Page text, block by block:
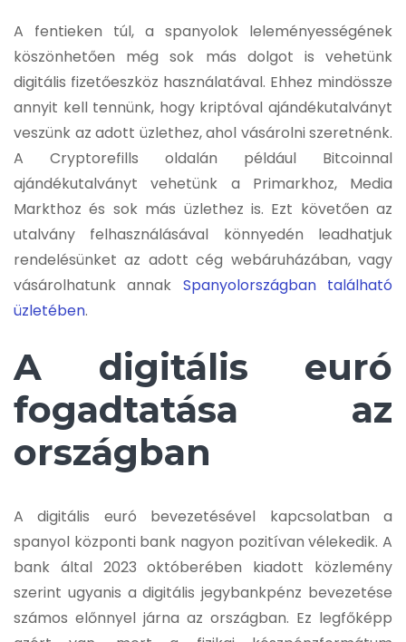
A fentieken túl, a spanyolok leleményességének
köszönhetően még sok más dolgot is vehetünk
digitális fizetőeszköz használatával. Ehhez mindössze
annyit kell tennünk, hogy kriptóval ajándékutalványt
veszünk az adott üzlethez, ahol vásárolni szeretnénk.
A Cryptorefills oldalán például Bitcoinnal
ajándékutalványt vehetünk a Primarkhoz, Media
Markthoz és sok más üzlethez is. Ezt követően az
utalvány felhasználásával könnyedén leadhatjuk
rendelésünket az adott cég webáruházában, vagy
vásárolhatunk annak Spanyolországban található
üzletében.
A digitális euró
fogadtatása az
országban
A digitális euró bevezetésével kapcsolatban a
spanyol központi bank nagyon pozitívan vélekedik. A
bank által 2023 októberében kiadott közlemény
szerint ugyanis a digitális jegybankpénz bevezetése
számos előnnyel járna az országban. Ez legfőképp